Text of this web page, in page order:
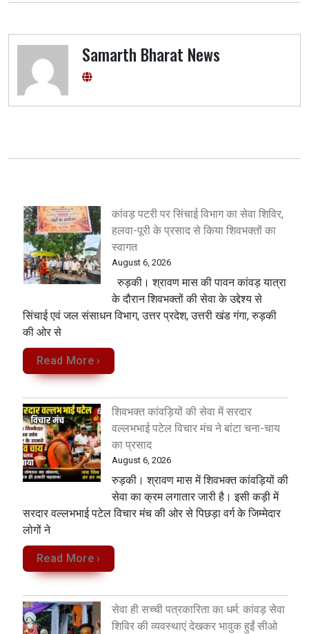
Samarth Bharat News
कांवड़ पटरी पर सिंचाई विभाग का सेवा शिविर,
हलवा-पूरी के प्रसाद से किया शिवभक्तों का
स्वागत
August 6, 2026
रुड़की। श्रावण मास की पावन कांवड़ यात्रा
के दौरान शिवभक्तों की सेवा के उद्देश्य से
सिंचाई एवं जल संसाधन विभाग, उत्तर प्रदेश, उत्तरी खंड गंगा, रुड़की
की ओर से
Read More ›
शिवभक्त कांवड़ियों की सेवा में सरदार
वल्लभभाई पटेल विचार मंच ने बांटा चना-चाय
का प्रसाद
August 6, 2026
रुड़की। श्रावण मास में शिवभक्त कांवड़ियों की
सेवा का क्रम लगातार जारी है। इसी कड़ी में
सरदार वल्लभभाई पटेल विचार मंच की ओर से पिछड़ा वर्ग के जिम्मेदार
लोगों ने
Read More ›
सेवा ही सच्ची पत्रकारिता का धर्म: कांवड़ सेवा
शिविर की व्यवस्थाएं देखकर भावुक हुईं सीओ